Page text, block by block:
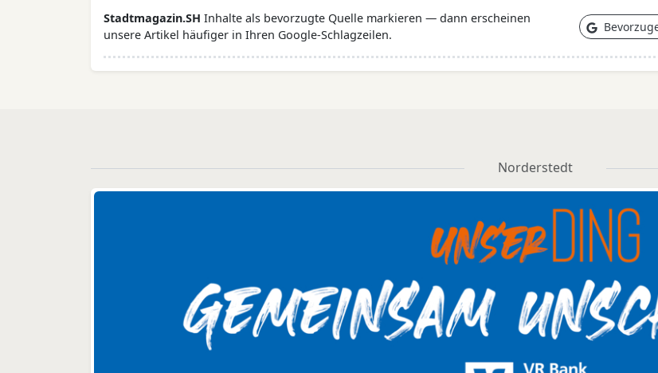
Stadtmagazin.SH Inhalte als bevorzugte Quelle markieren — dann erscheinen
unsere Artikel häufiger in Ihren Google-Schlagzeilen.
Norderstedt